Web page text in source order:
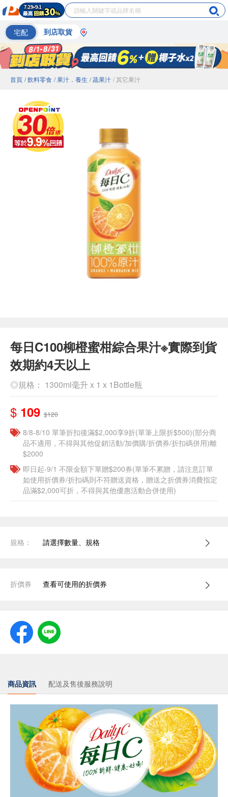
宅配 到店取貨
首頁 / 飲料零食 / 果汁．養生 / 蔬果汁 / 其它果汁
每日C100柳橙蜜柑綜合果汁※實際到貨
效期約4天以上
◎規格： 1300ml毫升 x 1 x 1Bottle瓶
$ 109 $120
8/8-8/10 單筆折扣後滿$2,000享9折(單筆上限折$500)(部分商
品不適用，不得與其他促銷活動/加價購/折價券/折扣碼併用)離
$2000
即日起-9/1 不限金額下單贈$200券(單筆不累贈，請注意訂單
如使用折價券/折扣碼則不符贈送資格，贈送之折價券消費指定
品滿$2,000可折，不得與其他優惠活動合併使用)
規格： 請選擇數量、規格
折價券 查看可使用的折價券
商品資訊 配送及售後服務說明